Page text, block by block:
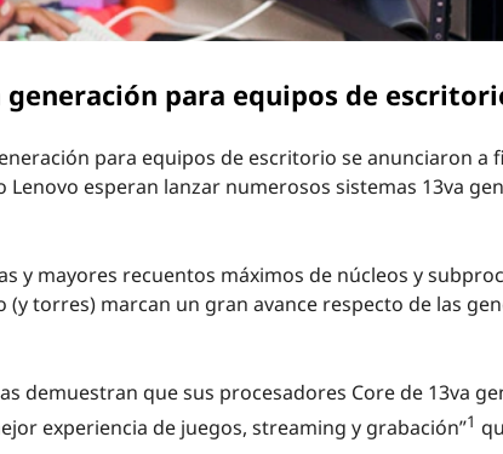
generación para equipos de
para equipos de escritorio se anunciaron a
esperan lanzar numerosos sistemas 13va
y mayores recuentos máximos de núcleos y
torres) marcan un gran avance respecto de las
demuestran que sus procesadores Core de 13va
experiencia de juegos, streaming y grabación”1